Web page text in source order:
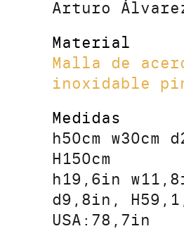
Arturo
Material
Malla de
inoxidable
Medidas
h50cm w30cm
H150cm
h19,6in
d9,8in,
USA:78,7in